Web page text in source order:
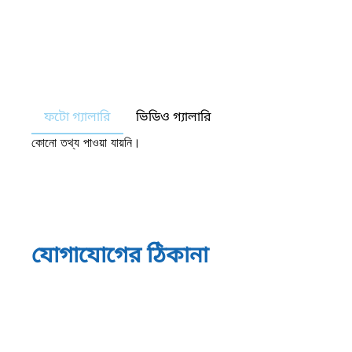
ফটো গ্যালারি ভিডিও গ্যালারি
কোনো তথ্য পাওয়া যায়নি।
যোগাযোগের ঠিকানা